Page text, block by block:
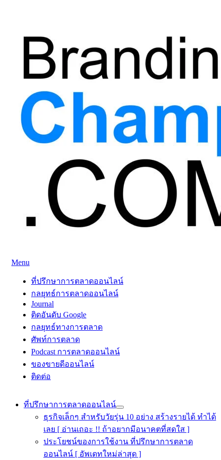
Skip
content
Menu
ที่ปรึกษาการตลาดออนไลน์
กลยุทธ์การตลาดออนไลน์
Journal
ติดอันดับ Google
กลยุทธ์ทางการตลาด
ศัพท์การตลาด
Podcast การตลาดออนไลน์
ของขายดีออนไลน์
ติดต่อ
ที่ปรึกษาการตลาดออนไลน์
ธุรกิจเล็กๆ สำหรับวัยรุ่น 10 อย่าง สร้างรายได้ ทำได้
เลย [ อ่านเถอะ !! ถ้าอยากมีอนาคตที่สดใส ]
ประโยชน์ของการใช้งาน ที่ปรึกษาการตลาด
ออนไลน์ [ อัพเดทใหม่ล่าสุด ]